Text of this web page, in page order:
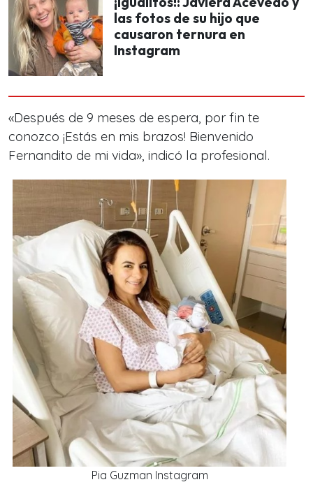
las fotos de su hijo que
causaron ternura en
Instagram
«Después de 9 meses de espera, por fin te
conozco ¡Estás en mis brazos! Bienvenido
Fernandito de mi vida», indicó la profesional.
Pia Guzman Instagram